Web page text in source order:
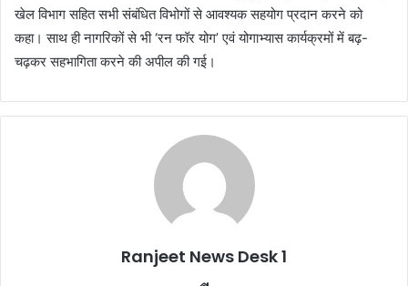
खेल विभाग सहित सभी संबंधित विभोगों से आवश्यक सहयोग प्रदान करने को
कहा। साथ ही नागरिकों से भी ‘रन फॉर योग’ एवं योगाभ्यास कार्यक्रमों में बढ़-
चढ़कर सहभागिता करने की अपील की गई।
Ranjeet News Desk 1